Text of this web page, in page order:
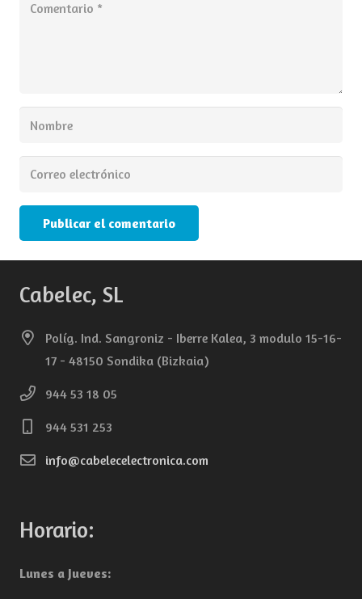
Publicar el comentario
Cabelec, SL
Políg. Ind. Sangroniz - Iberre Kalea, 3 modulo 15-16-
17 - 48150 Sondika (Bizkaia)
944 53 18 05
944 531 253
info@cabelecelectronica.com
Horario:
Lunes a Jueves: